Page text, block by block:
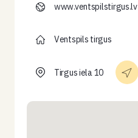
www.ventspilstirgus.lv
Ventspils tirgus
Tirgus iela 10